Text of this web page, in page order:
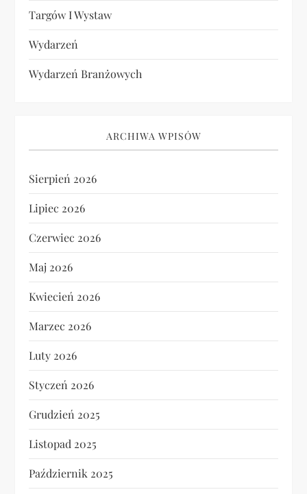
Targów I Wystaw
Wydarzeń
Wydarzeń Branżowych
ARCHIWA WPISÓW
Sierpień 2026
Lipiec 2026
Czerwiec 2026
Maj 2026
Kwiecień 2026
Marzec 2026
Luty 2026
Styczeń 2026
Grudzień 2025
Listopad 2025
Październik 2025